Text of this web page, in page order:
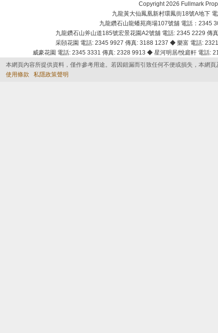
Copyright 2026 Fullmark
九龍黃大仙鳳凰新村環鳳街18號A地下
九龍鑽石山龍蟠苑商場107號舖 電話：2345
九龍鑽石山斧山道185號宏景花園A2號舖 電話: 2345 2229
采頣花園 電話: 2345 9927 傳真: 3188 1237 ◆ 樂富 電話:
威豪花園 電話: 2345 3331 傳真: 2328 9913 ◆ 星河明居/悅庭軒 電話
本網頁內容所提供資料，僅作參考用途。若因錯漏而引致任何不便或損失，本網
使用條款
私隱政策聲明